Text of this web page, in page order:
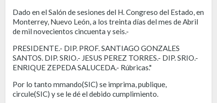
Dado en el Salón de sesiones del H. Congreso del Estado, en
Monterrey, Nuevo León, a los treinta días del mes de Abril
de mil novecientos cincuenta y seis.-
PRESIDENTE.- DIP. PROF. SANTIAGO GONZALES
SANTOS. DIP. SRIO.- JESUS PEREZ TORRES.- DIP. SRIO.-
ENRIQUE ZEPEDA SALUCEDA.- Rúbricas."
Por lo tanto mmando(SIC) se imprima, publique,
circule(SIC) y se le dé el debido cumplimiento.